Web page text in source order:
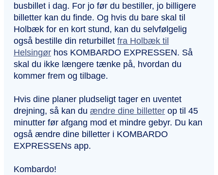
busbillet i dag. For jo før du bestiller, jo billigere
billetter kan du finde. Og hvis du bare skal til
Holbæk for en kort stund, kan du selvfølgelig
også bestille din returbillet fra Holbæk til
Helsingør hos KOMBARDO EXPRESSEN. Så
skal du ikke længere tænke på, hvordan du
kommer frem og tilbage.
Hvis dine planer pludseligt tager en uventet
drejning, så kan du ændre dine billetter op til 45
minutter før afgang mod et mindre gebyr. Du kan
også ændre dine billetter i KOMBARDO
EXPRESSENs app.
Kombardo!